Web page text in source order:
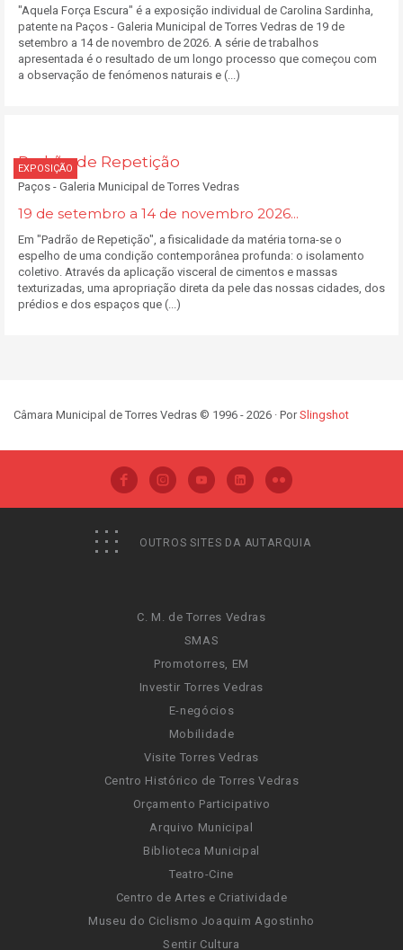
"Aquela Força Escura" é a exposição individual de Carolina Sardinha,
patente na Paços - Galeria Municipal de Torres Vedras de 19 de
setembro a 14 de novembro de 2026. A série de trabalhos
apresentada é o resultado de um longo processo que começou com
a observação de fenómenos naturais e (...)
EXPOSIÇÃO
Padrão de Repetição
Paços - Galeria Municipal de Torres Vedras
19 de setembro a 14 de novembro 2026...
Em "Padrão de Repetição", a fisicalidade da matéria torna-se o
espelho de uma condição contemporânea profunda: o isolamento
coletivo. Através da aplicação visceral de cimentos e massas
texturizadas, uma apropriação direta da pele das nossas cidades, dos
prédios e dos espaços que (...)
Câmara Municipal de Torres Vedras © 1996 - 2026 · PorSlingshot
OUTROS SITES DA AUTARQUIA
C. M. de Torres Vedras
SMAS
Promotorres, EM
Investir Torres Vedras
E-negócios
Mobilidade
Visite Torres Vedras
Centro Histórico de Torres Vedras
Orçamento Participativo
Arquivo Municipal
Biblioteca Municipal
Teatro-Cine
Centro de Artes e Criatividade
Museu do Ciclismo Joaquim Agostinho
Sentir Cultura